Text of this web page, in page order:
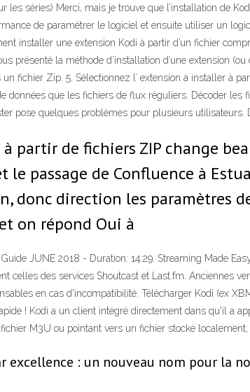
séries) Merci, mais je trouve que l’installation de
de paramétrer le logiciel et ensuite utiliser un
installer une extension Kodi à partir d’un fichier
présenté la méthode d’installation d’une extension
fichier Zip. 5. Sélectionnez l’ extension à installer à
que les fichiers de flux réguliers. Décoder les
pose quelques problèmes pour plusieurs utilisateurs.
de fichiers ZIP change
passage de Confluence à
direction les paramètres
on répond Oui à
JUNE 2018 - Duration: 14:29. Streaming Made
celles des services Shoutcast et Last.fm. Anciennes
en cas d'incompatibilité. Télécharger Kodi (ex
! Kodi a un client intégré directement dans qu'il a
M3U ou pointant vers un fichier stocké
excellence : un nouveau nom pour la